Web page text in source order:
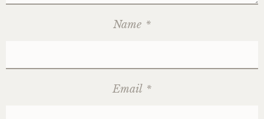
Name *
Email *